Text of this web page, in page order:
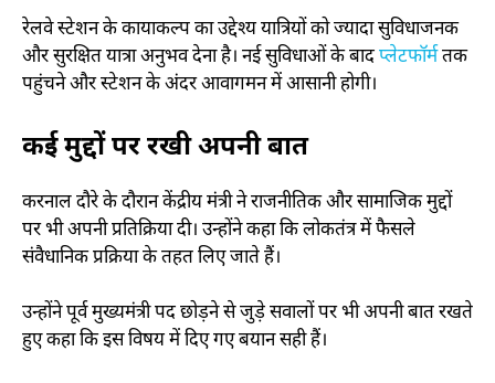
रेलवे स्टेशन के कायाकल्प का उद्देश्य यात्रियों को ज्यादा सुविधाजनक
और सुरक्षित यात्रा अनुभव देना है। नई सुविधाओं के बादप्लेटफॉर्मतक
पहुंचने और स्टेशन के अंदर आवागमन में आसानी होगी।
कई मुद्दों पर रखी अपनी बात
करनाल दौरे के दौरान केंद्रीय मंत्री ने राजनीतिक और सामाजिक मुद्दों
पर भी अपनी प्रतिक्रिया दी। उन्होंने कहा कि लोकतंत्र में फैसले
संवैधानिक प्रक्रिया के तहत लिए जाते हैं।
उन्होंने पूर्व मुख्यमंत्री पद छोड़ने से जुड़े सवालों पर भी अपनी बात रखते
हुए कहा कि इस विषय में दिए गए बयान सही हैं।